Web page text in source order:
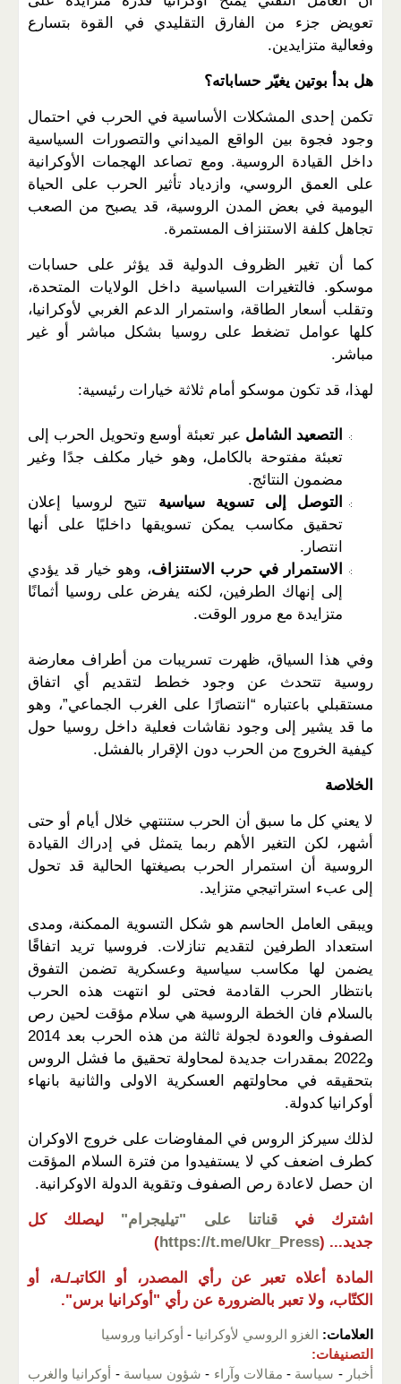
تعويض جزء من الفارق التقليدي في القوة بتسارع
وفعالية متزايدين.
هل بدأ بوتين يغيّر حساباته؟
تكمن إحدى المشكلات الأساسية في الحرب في احتمال
وجود فجوة بين الواقع الميداني والتصورات السياسية
داخل القيادة الروسية. ومع تصاعد الهجمات الأوكرانية
على العمق الروسي، وازدياد تأثير الحرب على الحياة
اليومية في بعض المدن الروسية، قد يصبح من الصعب
تجاهل كلفة الاستنزاف المستمرة.
كما أن تغير الظروف الدولية قد يؤثر على حسابات
موسكو. فالتغيرات السياسية داخل الولايات المتحدة،
وتقلب أسعار الطاقة، واستمرار الدعم الغربي لأوكرانيا،
كلها عوامل تضغط على روسيا بشكل مباشر أو غير
مباشر .
لهذا، قد تكون موسكو أمام ثلاثة خيارات رئيسية:
التصعيد الشامل عبر تعبئة أوسع وتحويل الحرب إلى
تعبئة مفتوحة بالكامل، وهو خيار مكلف جدًا وغير
مضمون النتائج.
التوصل إلى تسوية سياسية تتيح لروسيا إعلان
تحقيق مكاسب يمكن تسويقها داخليًا على أنها
انتصار .
الاستمرار في حرب الاستنزاف، وهو خيار قد يؤدي
إلى إنهاك الطرفين، لكنه يفرض على روسيا أثمانًا
متزايدة مع مرور الوقت.
وفي هذا السياق، ظهرت تسريبات من أطراف معارضة
روسية تتحدث عن وجود خطط لتقديم أي اتفاق
مستقبلي باعتباره “انتصارًا على الغرب الجماعي”، وهو
ما قد يشير إلى وجود نقاشات فعلية داخل روسيا حول
كيفية الخروج من الحرب دون الإقرار بالفشل.
الخلاصة
لا يعني كل ما سبق أن الحرب ستنتهي خلال أيام أو حتى
أشهر، لكن التغير الأهم ربما يتمثل في إدراك القيادة
الروسية أن استمرار الحرب بصيغتها الحالية قد تحول
إلى عبء استراتيجي متزايد.
ويبقى العامل الحاسم هو شكل التسوية الممكنة، ومدى
استعداد الطرفين لتقديم تنازلات. فروسيا تريد اتفاقًا
يضمن لها مكاسب سياسية وعسكرية تضمن التفوق
بانتظار الحرب القادمة فحتى لو انتهت هذه الحرب
بالسلام فان الخطة الروسية هي سلام مؤقت لحين رص
الصفوف والعودة لجولة ثالثة من هذه الحرب بعد 2014
و2022 بمقدرات جديدة لمحاولة تحقيق ما فشل الروس
بتحقيقه في محاولتهم العسكرية الاولى والثانية بانهاء
أوكرانيا كدولة.
لذلك سيركز الروس في المفاوضات على خروج الاوكران
كطرف اضعف كي لا يستفيدوا من فترة السلام المؤقت
ان حصل لاعادة رص الصفوف وتقوية الدولة الاوكرانية.
اشترك في قناتنا على "تيليجرام"
ليصلك كل
جديد... (
https://t.me/Ukr_Press
)
المادة أعلاه تعبر عن رأي المصدر، أو الكاتبـ/ـة، أو
الكتّاب، ولا تعبر بالضرورة عن رأي "أوكرانيا برس".
العلامات: الغزو الروسي لأوكرانيا - أوكرانيا وروسيا
التصنيفات:
أخبار - سياسة - مقالات وآراء - شؤون سياسة - أوكرانيا والغرب